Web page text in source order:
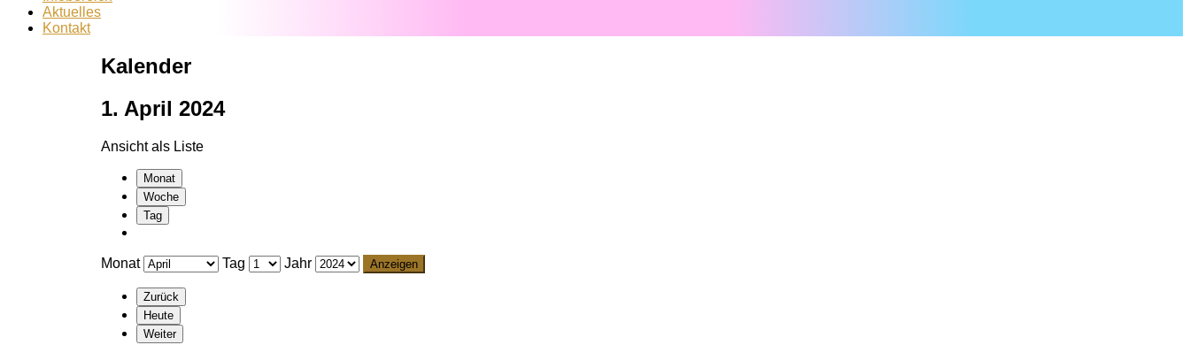
Aktuelles
Kontakt
Kalender
1. April 2024
Ansicht als Liste
Monat
Woche
Tag
Monat Tag Jahr
Zurück
Heute
Weiter